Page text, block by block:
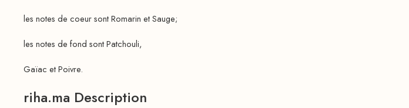
les notes de coeur sont Romarin et Sauge;
les notes de fond sont Patchouli,
Gaïac et Poivre.
riha.ma Description